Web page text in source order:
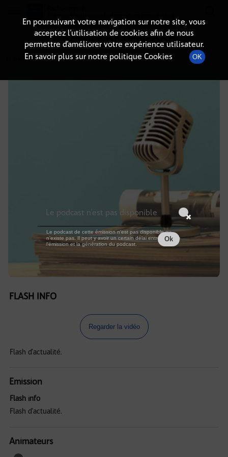
DÉTAILS DE L'ÉPISODE
28 mai 2026 à 6h59, durée : Invalid date
FLASH INFO
Regarder la vidéo
Flash d'actualité.
Emission
Flash info
Flash d'actualité.
Animateurs
En poursuivant votre navigation sur notre site, vous
acceptez l’utilisation de cookies afin de nous
permettre d’améliorer votre expérience utilisateur.
En savoir plus sur notre politique Cookies
OK
Le podcast n'est pas disponible
Le podcast de cette émission n'est pas disponible ou
n'existe pas. Il peut y avoir un certain délai entre la fin de
l'émission et la génération du podcast.
Ok